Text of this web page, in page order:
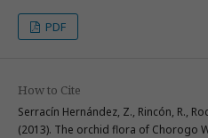
PDF
How to Cite
Serracín Hernández, Z., Rincón, R.,
(2013). The orchid flora of Chorogo